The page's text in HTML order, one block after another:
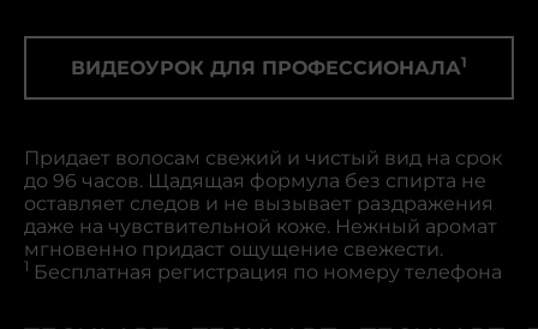
ВИДЕОУРОК ДЛЯ ПРОФЕССИОНАЛА1
Придает волосам свежий и чистый вид на срок
до 96 часов. Щадящая формула без спирта не
оставляет следов и не вызывает раздражения
даже на чувствительной коже. Нежный аромат
мгновенно придаст ощущение свежести.
1 Бесплатная регистрация по номеру телефона